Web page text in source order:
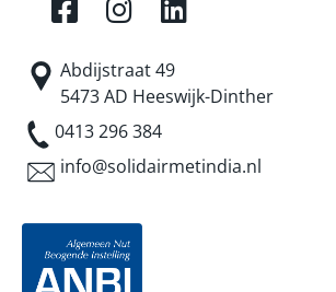
Abdijstraat 49
5473 AD Heeswijk-Dinther
0413 296 384
info@solidairmetindia.nl